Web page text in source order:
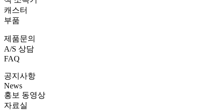
캐스터
부품
제품문의
A/S 상담
FAQ
공지사항
News
홍보 동영상
자료실